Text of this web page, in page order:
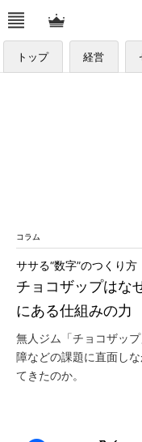
トップ 経営
コラム
チョコザップはな
にある仕組みの力
ササる“数字”のつくり方
無人ジム「チョコザッ
障などの課題に直面し
てきたのか。